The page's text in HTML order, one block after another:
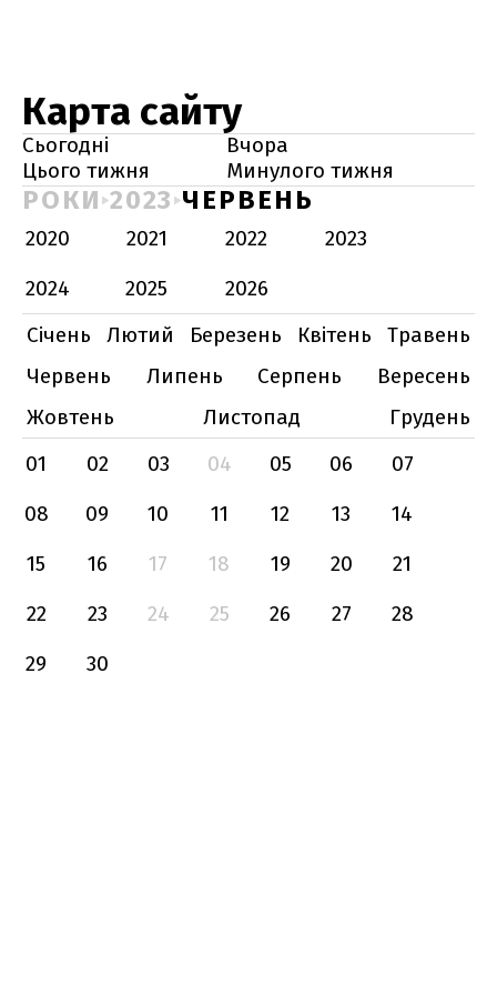
Карта сайту
Сьогодні
Вчора
Цього тижня
Минулого тижня
РОКИ 2023 ЧЕРВЕНЬ
2020 2021 2022
2023
2024
2025
2026
Січень
Лютий Березень Квітень
Травень
Червень
Липень Серпень
Вересень
Жовтень
Листопад
Грудень
01
02 03 04 05 06
07
08
09 10 11 12 13
14
15
16 17 18 19 20
21
22
23 24 25 26 27
28
29
30